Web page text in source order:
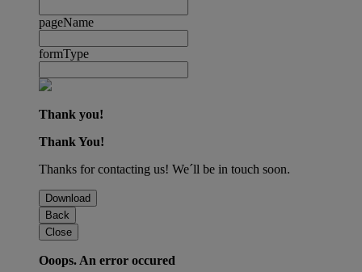
pageName
formType
Thank you!
Thank You!
Thanks for contacting us! We´ll be in touch soon.
Download
Back
Close
Ooops. An error occured